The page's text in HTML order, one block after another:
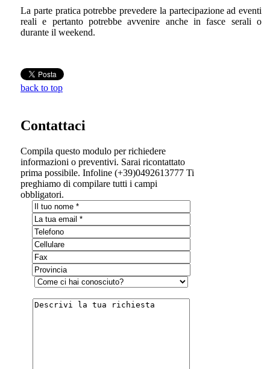
La parte pratica potrebbe prevedere la partecipazione ad eventi
reali e pertanto potrebbe avvenire anche in fasce serali o
durante il weekend.
back to top
Contattaci
Compila questo modulo per richiedere
informazioni o preventivi. Sarai ricontattato
prima possibile. Infoline (+39)0492613777 Ti
preghiamo di compilare tutti i campi
obbligatori.